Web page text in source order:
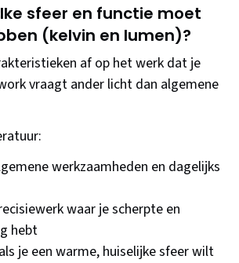
sfeer en functie moet
(kelvin en lumen)?
af op het werk dat je
vraagt ander licht dan algemene
werkzaamheden en dagelijks
waar je scherpte en
hebt
je een warme, huiselijke sfeer wilt